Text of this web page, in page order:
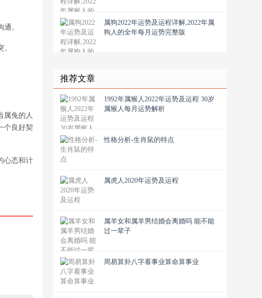
。
属兔的人
个良好契
心态和计
属狗2022年运势及运程详解,2022年属
狗人的全年每月运势完整版
推荐文章
1992年属猴人2022年运势及运程 30岁
属猴人每月运势解析
性格分析-生肖鼠的特点
属虎人2020年运势及运程
属羊女和属羊男结婚会离婚吗 能不能
过一辈子
周易算卦八字看事业算命算事业